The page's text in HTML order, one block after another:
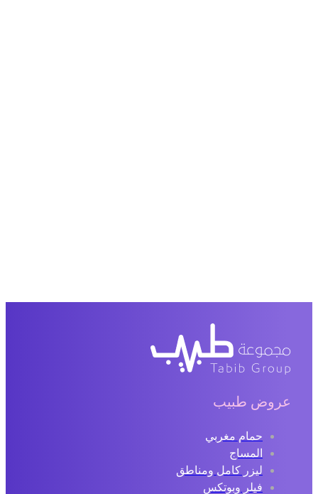
عروض طبيب
حمام مغربي
المساج
ليزر كامل ومناطق
فيلر وبوتكس